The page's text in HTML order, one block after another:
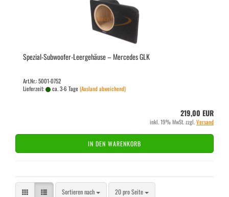
Spezial-​​Subwoofer-​Leergehäuse – Mer­ce­des GLK
Art.Nr.: 5001-0752
Lieferzeit:
ca. 3-6 Tage(Ausland abweichend)
219,00 EUR
inkl. 19% MwSt. zzgl.Versand
IN DEN WARENKORB
Sortieren nach
Sortieren nach 20 pro Seite
pro Seite